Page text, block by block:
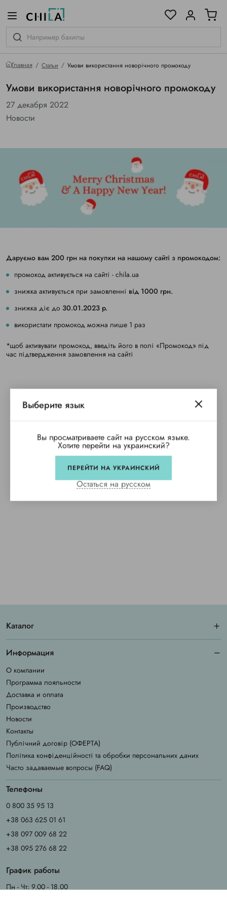
Главная Статьи Умови використання новорічного промокоду
Умови використання новорічного промокоду
27 декабря 2022
Новости
Даруємо вам 200 грн на покупки на нашому сайті з промокодом:
промокод активується на сайті - сhila.ua
знижка активується при замовленні від 1000 грн.
знижка діє до 30.01.2023 р.
використати промокод можна лише 1 раз
*щоб активувати промокод, введіть його в полі «Промокод» під
час підтвердження замовлення на сайті
гамме
Выберите язык
Вы просматриваете сайт на русском языке.
Хотите перейти на украинский?
ПЕРЕЙТИ НА УКРАИНСКИЙ
Остаться на русском
Каталог
Информация
О компании
Программа лояльности
Доставка и оплата
Производство
Новости
Контакты
Публічний договір (ОФЕРТА)
Політика конфіденційності та обробки персональних даних
Часто задаваемые вопросы (FAQ)
Телефоны
0 800 35 95 13
+38 063 625 01 61
+38 097 009 68 22
+38 095 276 68 22
График работы
Пн - Чт: 9.00 - 18.00